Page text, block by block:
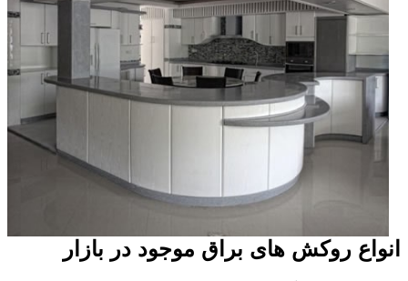
انواع روکش های براق موجود در بازار